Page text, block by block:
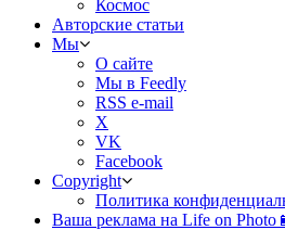
Космос
Авторские статьи
Мы
О сайте
Мы в Feedly
RSS e-mail
X
VK
Facebook
Copyright
Политика
Ваша реклама на Life on Photo